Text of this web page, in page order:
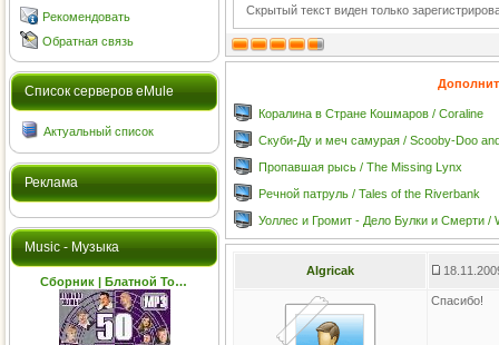
Рекомендовать
Обратная связь
Cписок серверов eMule
Актуальный список
Реклама
Music - Музыка
Сборник | Блатной То…
Скрытый текст виден только
Коралина в Cтране Кошмаров / Coraline
Скуби-Ду и меч самурая / Scooby-Doo
Пропавшая рысь / The Missing Lynx
Речной патруль / Tales of the Riverbank
Уоллес и Громит - Дело Булки и Смерти /
Algricak
Спасибо!